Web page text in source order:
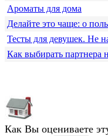
Ароматы для дома
Делайте это чаще: о
Тесты для девушек. Не
Как выбирать партнера
Как Вы оцениваете